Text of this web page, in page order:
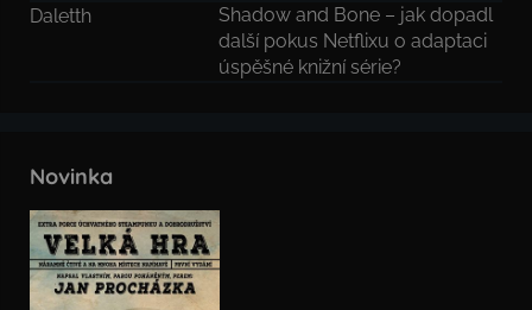
Daletth
Shadow and Bone – jak dopadl
další pokus Netflixu o adaptaci
úspěšné knižní série?
Novinka